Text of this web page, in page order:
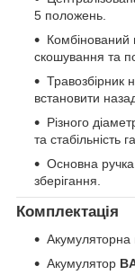
5 положень.
Комбінований
скошування та
Травозбірник
встановити
Різного
та стабільність
Основна
зберігання.
Комплектація
Акумуляторна
Акумулятор